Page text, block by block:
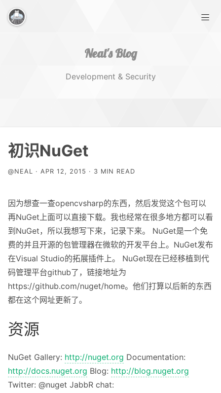
Neal's Blog
Development & Security
Works
Tags
About
Privacy
初识NuGet
@NEAL · APR 12, 2015 · 3 MIN READ
因为想查一查opencvsharp的东西，然后发觉这个包可以
再NuGet上面可以直接下载。我也经常在很多地方都可以看
到NuGet，所以我想写下来，记录下来。 NuGet是一个免
费的并且开源的包管理器在微软的开发平台上。NuGet发布
在Visual Studio的拓展插件上。 NuGet现在已经移植到代
码管理平台github了，链接地址为
https://github.com/nuget/home。他们打算以后新的东西
都在这个网址更新了。
资源
NuGet Gallery: http://nuget.org Documentation:
http://docs.nuget.org Blog: http://blog.nuget.org
Twitter: @nuget JabbR chat: